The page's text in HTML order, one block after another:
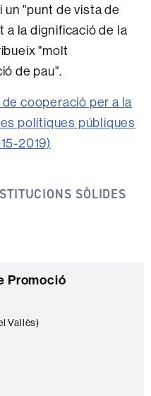
"punt de vista de
a la dignificació de la
"molt
de pau".
cooperació per a la
polítiques públiques
2019)
SÒLIDES
Promoció
Vallès)